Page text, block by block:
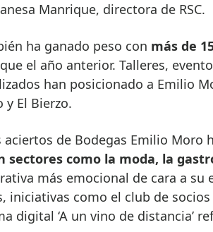
Manrique, directora de RSC.
ha ganado peso con más de
el año anterior. Talleres,
han posicionado a Emilio
y El Bierzo.
aciertos de Bodegas Emilio Moro
sectores como la moda, la
más emocional de cara a su
iniciativas como el club de socios
digital ‘A un vino de distancia’